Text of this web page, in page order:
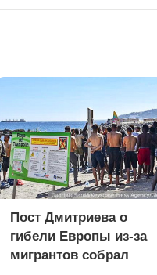
Пост Дмитриева о
гибели Европы из-за
мигрантов собрал